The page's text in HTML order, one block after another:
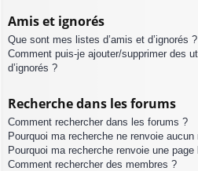
Amis et ignorés
Que sont mes listes d’amis et d’ignorés ?
Comment puis-je ajouter/supprimer des
d’ignorés ?
Recherche dans les forums
Comment rechercher dans les forums ?
Pourquoi ma recherche ne renvoie aucun
Pourquoi ma recherche renvoie une page
Comment rechercher des membres ?